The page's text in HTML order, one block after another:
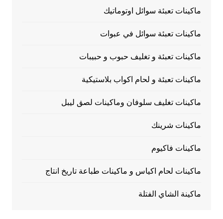
ماكينات تعبئة سوائل اوتوماتيك
ماكينات تعبئة سوائل في عبوات
ماكينات تعبئة و تغليف حبوب و حبيبات
ماكينات تعبئة و لحام اكواب بلاستيكية
ماكينات تغليف سلوفان وماكينات لصق ليبل
ماكينات شرينك
ماكينات فاكيوم
ماكينات لحام اكياس و ماكينات طباعة تاريخ انتاج
ماكينة الشاي الفتلة